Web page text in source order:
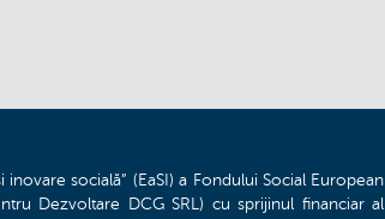
socială” (EaSI) a Fondului Social European
Dezvoltare DCG SRL) cu sprijinul financiar al